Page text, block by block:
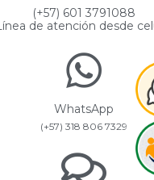
(+57) 601 3791088
de atención desde
WhatsApp
(+57) 318 806 7329